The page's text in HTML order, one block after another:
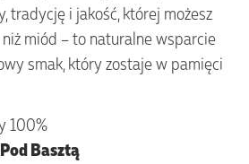
tradycję i jakość, której możesz
niż miód – to naturalne wsparcie
smak, który zostaje w pamięci
100%
Basztą